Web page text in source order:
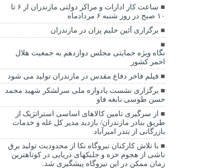
ساعت کار ادارات و مراکز دولتی مازندران از ۶ تا
۱۰ صبح در روز شنبه ۶ مردادماه
برگزاری آئین حلیم پزان در مازندران
نگاه ویژه حمایتی مجلس دوازدهم به جمعیت هلال
احمر کشور
فیلم فاخر دفاع مقدس در مازندران تولید می شود
برگزاری نشست یادواره ملی سرلشکر شهید محمد
حسن طوسی نابغه فاو
از سرگیری تامین کالاهای اساسی استراتژیک از
طریق بنادر مازندران/ بازدید مدیر کل غله و خدمات
بازرگانی از بندر امیرآباد
با تلاش کارکنان نیروگاه نکا از محدودیت تولید برق
ناشی از هجوم خزه و جلبکهای دریایی در کوتاهترین
زمان ممکن در این نیروگاه پیشگیری شد.